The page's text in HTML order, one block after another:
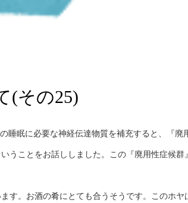
(その25)
眠に必要な神経伝達物質を補充すると、『廃
うことをお話ししました。この『廃用性症候群
す。お酒の肴にとても合うそうです。このホ